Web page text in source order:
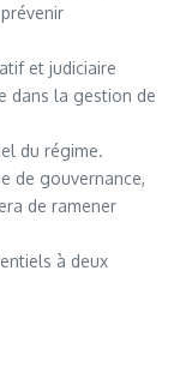
et judiciaire
dans la gestion de
du régime.
de gouvernance,
de ramener
à deux